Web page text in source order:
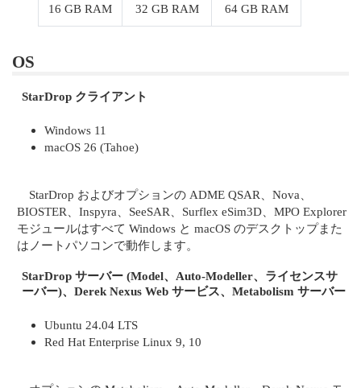
16 GB RAM 32 GB RAM 64 GB RAM
OS
StarDrop クライアント
Windows 11
macOS 26 (Tahoe)
StarDrop およびオプションの ADME QSAR、Nova、
BIOSTER、Inspyra、SeeSAR、Surflex eSim3D、MPO Explorer
モジュールはすべて Windows と macOS のデスクトップまた
はノートパソコンで動作します。
StarDrop サーバー (Model、Auto-Modeller、ライセンスサ
ーバー)、Derek Nexus Web サービス、Metabolism サーバー
Ubuntu 24.04 LTS
Red Hat Enterprise Linux 9, 10